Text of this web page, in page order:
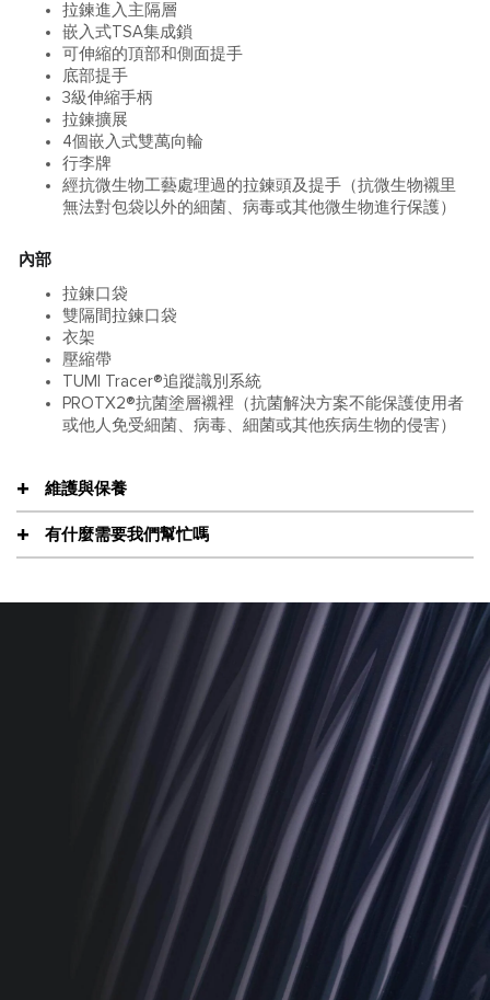
拉鍊進入主隔層
嵌入式TSA集成鎖
可伸縮的頂部和側面提手
底部提手
3級伸縮手柄
拉鍊擴展
4個嵌入式雙萬向輪
行李牌
經抗微生物工藝處理過的拉鍊頭及提手（抗微生物襯里
無法對包袋以外的細菌、病毒或其他微生物進行保護）
內部
拉鍊口袋
雙隔間拉鍊口袋
衣架
壓縮帶
TUMI Tracer®追蹤識別系統
PROTX2®抗菌塗層襯裡（抗菌解決方案不能保護使用者
或他人免受細菌、病毒、細菌或其他疾病生物的侵害）
維護與保養
有什麼需要我們幫忙嗎